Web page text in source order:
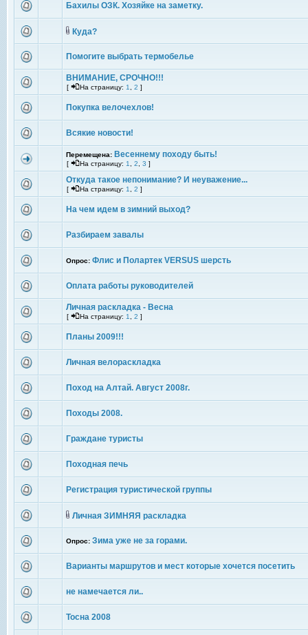
Бахилы ОЗК. Хозяйке на заметку.
Куда?
Помогите выбрать термобелье
ВНИМАНИЕ, СРОЧНО!!!
[ На страницу: 1 2 ]
Покупка велочехлов!
Всякие новости!
Перемещена: Весеннему походу быть!
[ На страницу: 1 2 3 ]
Откуда такое непонимание? И неуважение...
[ На страницу: 1 2 ]
На чем идем в зимний выход?
Разбираем завалы
Опрос: Флис и Полартек VERSUS шерсть
Оплата работы руководителей
Личная раскладка - Весна
[ На страницу: 1 2 ]
Планы 2009!!!
Личная велораскладка
Поход на Алтай. Август 2008г.
Походы 2008.
Граждане туристы
Походная печь
Регистрация туристической группы
Личная ЗИМНЯЯ раскладка
Опрос: Зима уже не за горами.
Варианты маршрутов и мест которые хочется посетить
не намечается ли..
Тосна 2008